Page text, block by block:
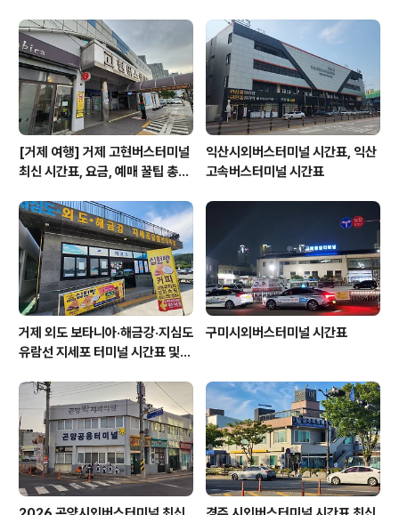
[거제 여행] 거제 고현버스터미널
최신 시간표, 요금, 예매 꿀팁 총정
익산시외버스터미널 시간표, 익산
고속버스터미널 시간표
거제 외도 보타니아·해금강·지심도
유람선 지세포 터미널 시간표 및
구미시외버스터미널 시간표